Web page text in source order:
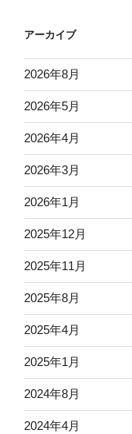
ー
アーカイブ
2026年8月
2026年5月
2026年4月
2026年3月
2026年1月
2025年12月
2025年11月
2025年8月
2025年4月
2025年1月
2024年8月
2024年4月